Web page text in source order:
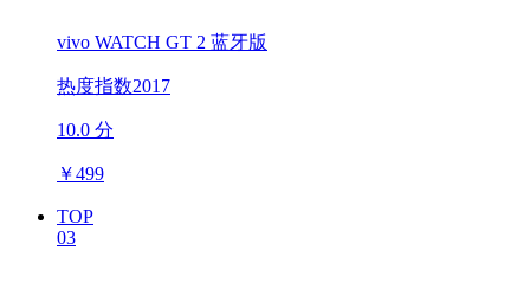
vivo WATCH GT 2 蓝牙版
热度指数2017
10.0 分
￥499
TOP
03